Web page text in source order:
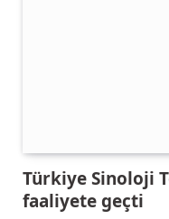
Türkiye Sinoloji
faaliyete geçti